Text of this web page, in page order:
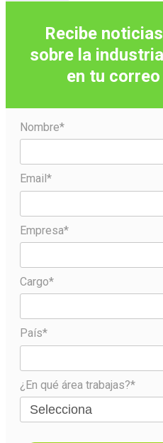
Recibe
sobre la
en tu correo
Nombre*
Email*
Empresa*
Cargo*
País*
¿En qué área trabajas?*